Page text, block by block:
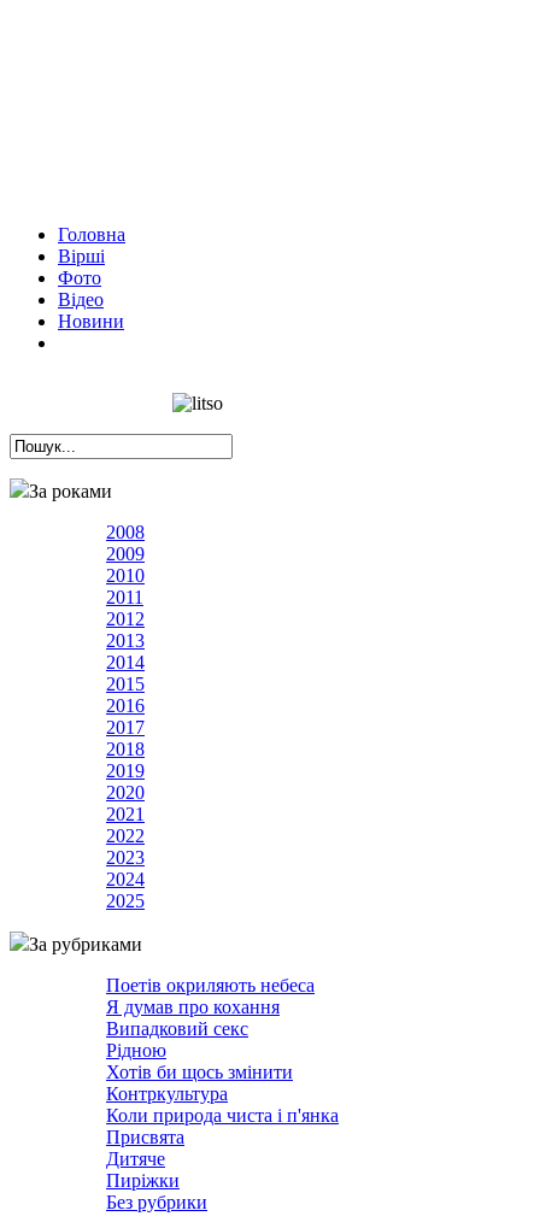
Головна
Вірші
Фото
Відео
Новини
За роками
2008
2009
2010
2011
2012
2013
2014
2015
2016
2017
2018
2019
2020
2021
2022
2023
2024
2025
За рубриками
Поетів окриляють небеса
Я думав про кохання
Випадковий секс
Рідною
Хотів би щось змінити
Контркультура
Коли природа чиста і п'янка
Присвята
Дитяче
Пиріжки
Без рубрики